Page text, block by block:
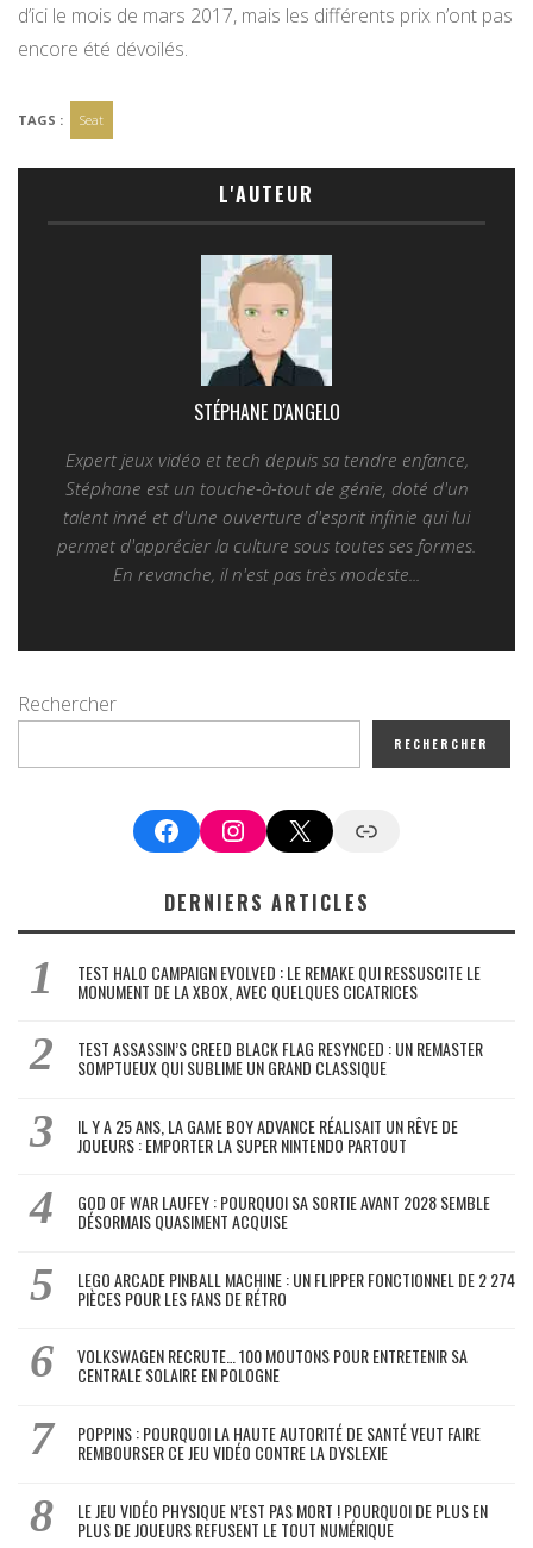
d’ici le mois de mars 2017, mais les différents prix n’ont pas
encore été dévoilés.
TAGS : Seat
L'AUTEUR
STÉPHANE D'ANGELO
Expert jeux vidéo et tech depuis sa tendre enfance,
Stéphane est un touche-à-tout de génie, doté d'un
talent inné et d'une ouverture d'esprit infinie qui lui
permet d'apprécier la culture sous toutes ses formes.
En revanche, il n'est pas très modeste...
Rechercher
RECHERCHER
FacebookInstagram
X Google News
DERNIERS ARTICLES
TEST HALO CAMPAIGN EVOLVED : LE REMAKE QUI RESSUSCITE LE
MONUMENT DE LA XBOX, AVEC QUELQUES CICATRICES
TEST ASSASSIN’S CREED BLACK FLAG RESYNCED : UN REMASTER
SOMPTUEUX QUI SUBLIME UN GRAND CLASSIQUE
IL Y A 25 ANS, LA GAME BOY ADVANCE RÉALISAIT UN RÊVE DE
JOUEURS : EMPORTER LA SUPER NINTENDO PARTOUT
GOD OF WAR LAUFEY : POURQUOI SA SORTIE AVANT 2028 SEMBLE
DÉSORMAIS QUASIMENT ACQUISE
LEGO ARCADE PINBALL MACHINE : UN FLIPPER FONCTIONNEL DE 2 274
PIÈCES POUR LES FANS DE RÉTRO
VOLKSWAGEN RECRUTE… 100 MOUTONS POUR ENTRETENIR SA
CENTRALE SOLAIRE EN POLOGNE
POPPINS : POURQUOI LA HAUTE AUTORITÉ DE SANTÉ VEUT FAIRE
REMBOURSER CE JEU VIDÉO CONTRE LA DYSLEXIE
LE JEU VIDÉO PHYSIQUE N’EST PAS MORT ! POURQUOI DE PLUS EN
PLUS DE JOUEURS REFUSENT LE TOUT NUMÉRIQUE